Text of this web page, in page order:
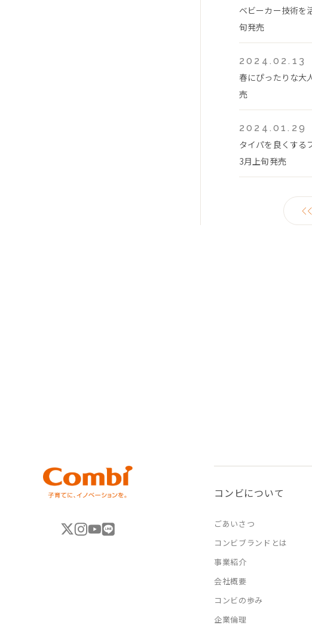
ベビーカー技術を
旬発売
2024.02.13
春にぴったりな大
売
2024.01.29
タイパを良くする
3月上旬発売
コンビについて
ごあいさつ
コンビブランドとは
事業紹介
会社概要
コンビの歩み
企業倫理